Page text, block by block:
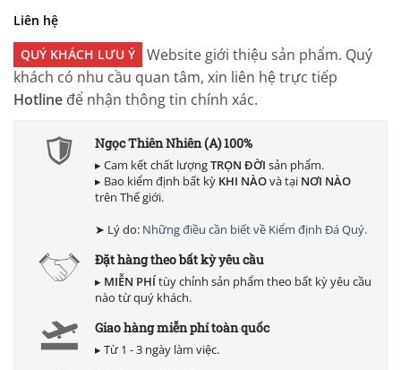
Liên hệ
QUÝ KHÁCH LƯU Ý
Website giới thiệu sản phẩm. Quý
khách có nhu cầu quan tâm, xin liên hệ trực tiếp
Hotline để nhận thông tin chính xác.
Ngọc Thiên Nhiên (A) 100%
▸ Cam kết chất lượngTRỌN ĐỜI sản phẩm.
▸ Bao kiểm định bất kỳ KHI NÀOvà tại NƠI NÀO
trên Thế giới.
➤ Lý do: Những điều cần biết về Kiểm định Đá Quý.
Đặt hàng theo bất kỳ yêu cầu
▸ MIỄN PHÍ tùy chỉnh sản phẩm theo bất kỳ yêu cầu
nào từ quý khách.
Giao hàng miễn phí toàn quốc
▸ Từ 1 - 3 ngày làm việc.